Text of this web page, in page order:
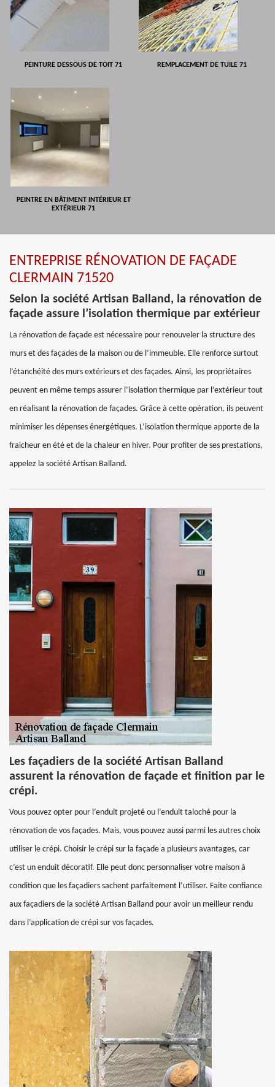
PEINTURE DESSOUS DE TOIT 71 REMPLACEMENT DE TUILE 71
PEINTRE EN BÂTIMENT INTÉRIEUR ET
EXTÉRIEUR 71
ENTREPRISE RÉNOVATION DE FAÇADE
CLERMAIN 71520
Selon la société Artisan Balland, la rénovation de
façade assure l’isolation thermique par extérieur
La rénovation de façade est nécessaire pour renouveler la structure des
murs et des façades de la maison ou de l’immeuble. Elle renforce surtout
l’étanchéité des murs extérieurs et des façades. Ainsi, les propriétaires
peuvent en même temps assurer l’isolation thermique par l’extérieur tout
en réalisant la rénovation de façades. Grâce à cette opération, ils peuvent
minimiser les dépenses énergétiques. L’isolation thermique apporte de la
fraicheur en été et de la chaleur en hiver. Pour profiter de ses prestations,
appelez la société Artisan Balland.
Les façadiers de la société Artisan Balland
assurent la rénovation de façade et finition par le
crépi.
Vous pouvez opter pour l’enduit projeté ou l’enduit taloché pour la
rénovation de vos façades. Mais, vous pouvez aussi parmi les autres choix
utiliser le crépi. Choisir le crépi sur la façade a plusieurs avantages, car
c’est un enduit décoratif. Elle peut donc personnaliser votre maison à
condition que les façadiers sachent parfaitement l’utiliser. Faite confiance
aux façadiers de la société Artisan Balland pour avoir un meilleur rendu
dans l’application de crépi sur vos façades.